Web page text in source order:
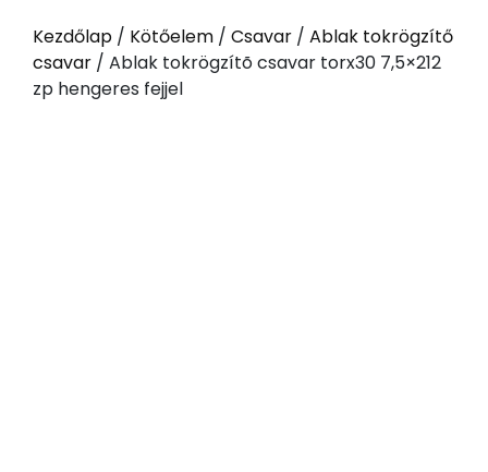
Kezdőlap / Kötőelem / Csavar / Ablak tokrögzítő
csavar / Ablak tokrögzítõ csavar torx30 7,5×212
zp hengeres fejjel